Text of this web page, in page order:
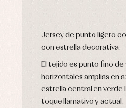
Jersey de punto ligero
con estrella decorativa.
El tejido es punto fino de
horizontales amplias en
estrella central en verde
toque llamativo y actual.
Gorros y capotas